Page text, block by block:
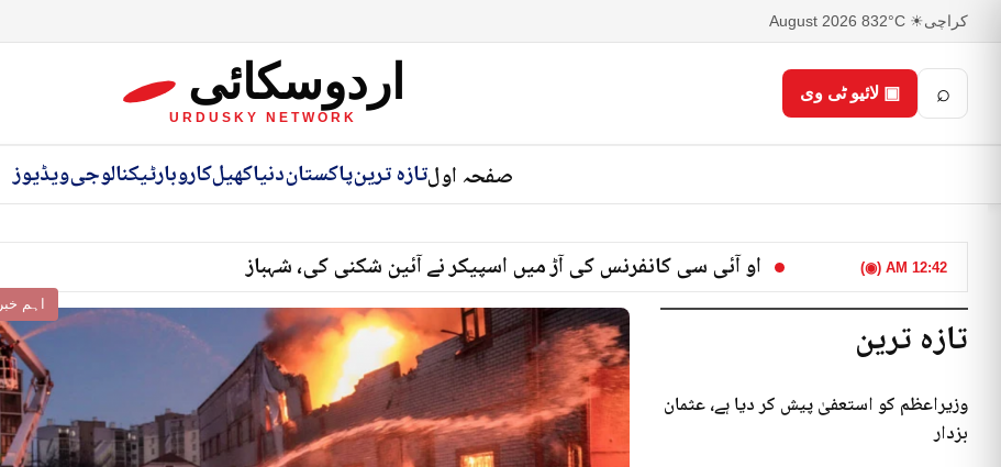
کراچی☀ 32°C
8 August 2026
⌕ ▣ لائیو ٹی وی اردوسکائی
URDUSKY NETWORK
صفحہ اولتازہ ترینپاکستاندنیاکھیلکاروبارٹیکنالوجیویڈیوز
12:42 AM (◉) او آئی سی کانفرنس کی آڑ میں اسپیکر نے آئین شکنی کی، شہباز
تازہ ترین
وزیراعظم کو استعفیٰ پیش کر دیا ہے، عثمان
بزدار
اہم خبر